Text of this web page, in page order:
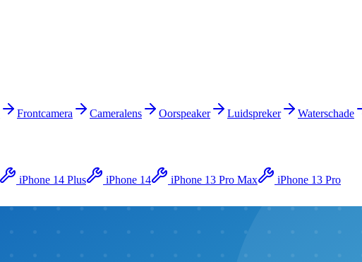
Frontcamera Cameralens Oorspeaker Luidspreker Waterschade
iPhone 14 Plus iPhone 14 iPhone 13 Pro Max
iPhone 13 Pro